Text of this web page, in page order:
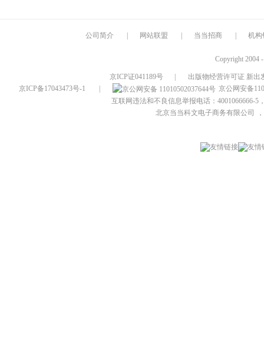
公司简介 网站联盟 当当招商 机构
Copyright 2004
京ICP证041189号
出版物经营许可证 新出
京ICP备17043473号-1
京公网安备
互联网违法和不良信息举报电话：4001066666-5
北京当当科文电子商务有限公司